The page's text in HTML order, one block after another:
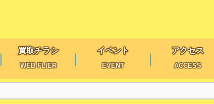
買取チラシ
WEB FLIER
イベント
EVENT
アクセス
ACCESS